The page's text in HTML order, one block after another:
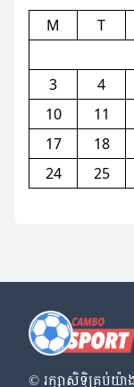
M
T
3
4
10
11
17
18
24
25
© រក្សា​សិទ្ធិ​គ្រប់​